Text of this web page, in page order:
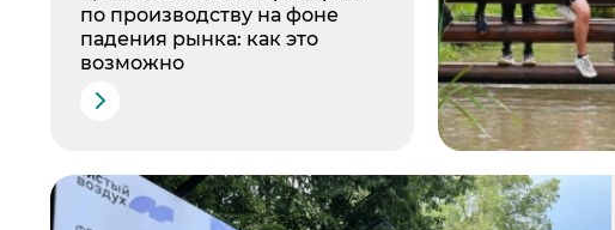
по производству на фоне
падения рынка: как это
возможно